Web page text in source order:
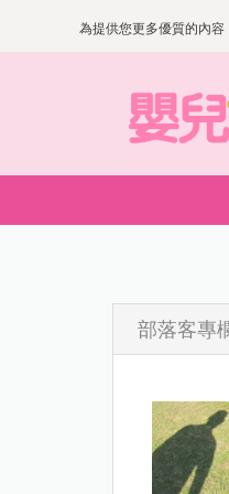
為提供您更多優質的內
部落客專